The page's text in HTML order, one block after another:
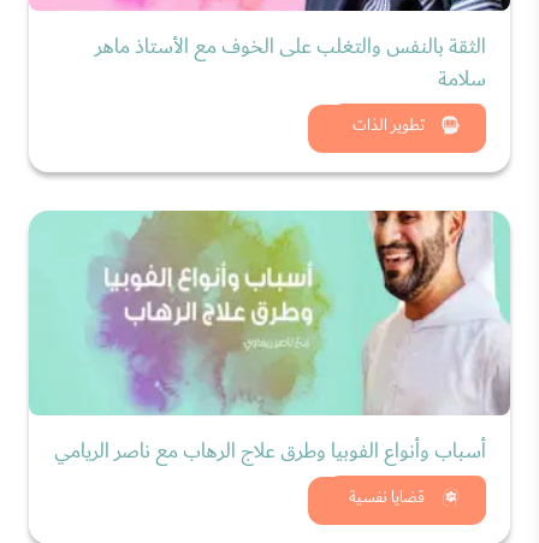
تطوير الذات
الثقة بالنفس والتغلب على الخوف مع الأستاذ ماهر
سلامة
شاهد الان
قضايا نفسية
أسباب وأنواع الفوبيا وطرق علاج الرهاب مع ناصر الريامي
شاهد الان